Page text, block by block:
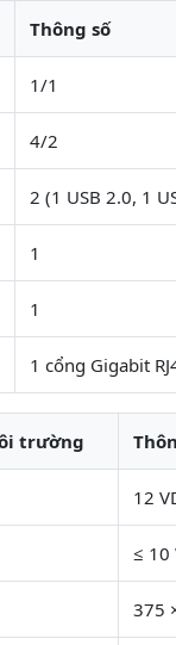
Thông số
1/1
4/2
2 (1 USB 2.0, 1
1
1
1 cổng Gigabit
trường
12
≤ 10
375